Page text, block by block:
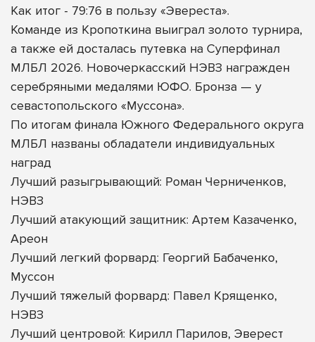
Как итог - 79:76 в пользу «Эвереста».
Команде из Кропоткина выиграл золото турнира,
а также ей досталась путевка на Суперфинал
МЛБЛ 2026. Новочеркасский НЭВЗ награжден
серебряными медалями ЮФО. Бронза — у
севастопольского «Муссона».
По итогам финала Южного Федерального округа
МЛБЛ названы обладатели индивидуальных
наград
Лучший разыгрывающий: Роман Черниченков,
НЭВЗ
Лучший атакующий защитник: Артем Казаченко,
Ареон
Лучший легкий форвард: Георгий Бабаченко,
Муссон
Лучший тяжелый форвард: Павел Крященко,
НЭВЗ
Лучший центровой: Кирилл Парилов, Эверест